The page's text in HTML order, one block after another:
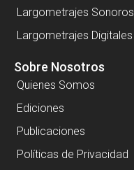
Largometrajes Sonoros
Largometrajes Digitales
Sobre Nosotros
Quienes Somos
Ediciones
Publicaciones
Políticas de Privacidad